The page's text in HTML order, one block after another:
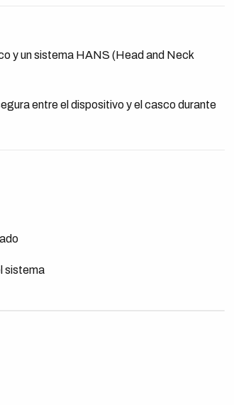
y un sistema HANS (Head and Neck
entre el dispositivo y el casco durante
sistema